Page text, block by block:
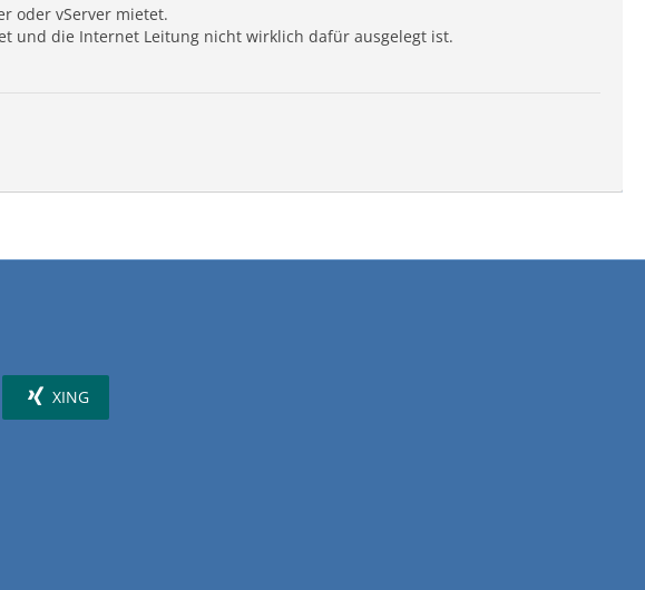
oder vServer mietet.
und die Internet Leitung nicht wirklich dafür ausgelegt ist.
XING